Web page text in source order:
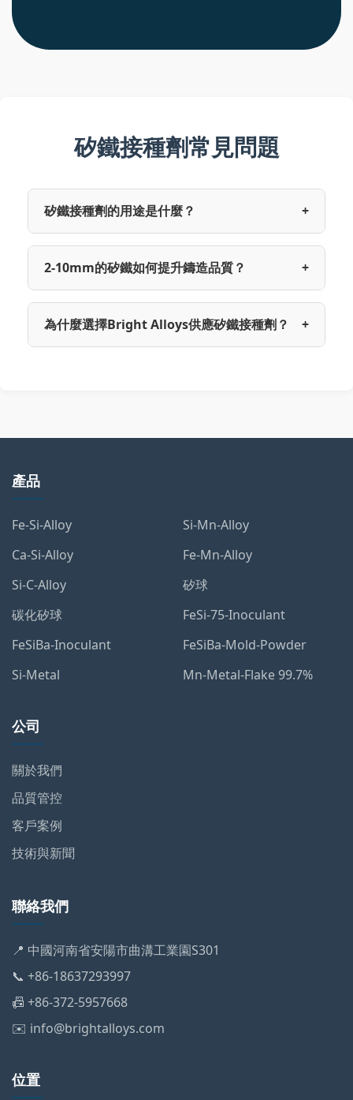
矽鐵接種劑常見問題
矽鐵接種劑的用途是什麼？ +
2-10mm的矽鐵如何提升鑄造品質？ +
為什麼選擇Bright Alloys供應矽鐵接種劑？ +
產品
Fe-Si-Alloy
Si-Mn-Alloy
Ca-Si-Alloy
Fe-Mn-Alloy
Si-C-Alloy
矽球
碳化矽球
FeSi-75-Inoculant
FeSiBa-Inoculant
FeSiBa-Mold-Powder
Si-Metal
Mn-Metal-Flake 99.7%
公司
關於我們
品質管控
客戶案例
技術與新聞
聯絡我們
📍 中國河南省安陽市曲溝工業園S301
📞 +86-18637293997
📠 +86-372-5957668
✉️ info@brightalloys.com
位置